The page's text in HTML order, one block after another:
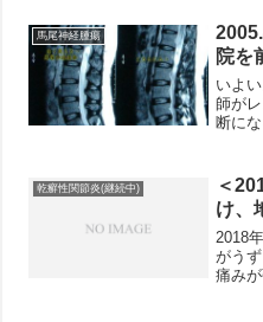
馬尾神経腫瘍
院を
いよ
師が
断に
で生
を感
乾癬性関節炎(継続中)
＜
け、
2018
がう
痛み